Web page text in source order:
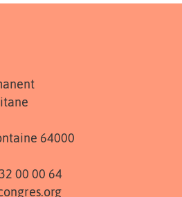
64000
00 00 64